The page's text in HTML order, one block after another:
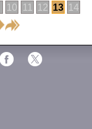
10 11 12 13 14